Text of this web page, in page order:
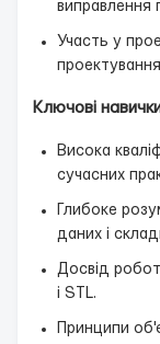
виправлення
Участь у
Ключові
Висока
сучасних
Глибоке
даних і
Досвід
і STL.
Принципи